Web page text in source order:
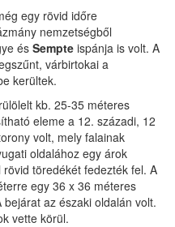
egy rövid időre
nemzetségből
és Sempte ispánja is volt. A
várbirtokai a
kerültek.
kb. 25-35 méteres
eleme a 12. századi, 12
volt, mely falainak
oldalához egy árok
töredékét fedezték fel. A
egy 36 x 36 méteres
az északi oldalán volt.
vette körül.